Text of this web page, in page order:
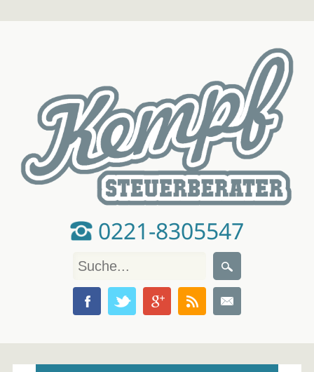
0221-8305547